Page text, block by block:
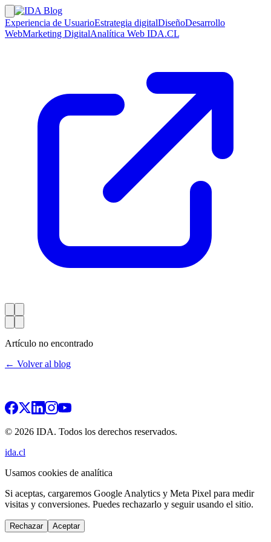
Experiencia de UsuarioEstrategia digitalDiseñoDesarrollo
WebMarketing DigitalAnalítica Web IDA.CL
Artículo no encontrado
← Volver al blog
© 2026 IDA. Todos los derechos reservados.
ida.cl
Usamos cookies de analítica
Si aceptas, cargaremos Google Analytics y Meta Pixel para medir
visitas y conversiones. Puedes rechazarlo y seguir usando el sitio.
Rechazar Aceptar